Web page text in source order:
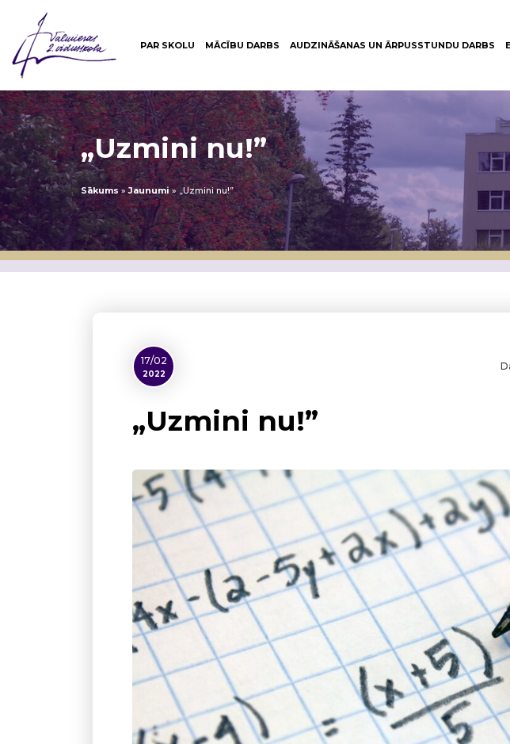
PAR SKOLU MĀCĪBU DARBS AUDZINĀŠANAS UN ĀRPUSSTUNDU DARBS
„Uzmini nu!”
Sākums»Jaunumi»„Uzmini nu!”
17/02
2022
„Uzmini nu!”